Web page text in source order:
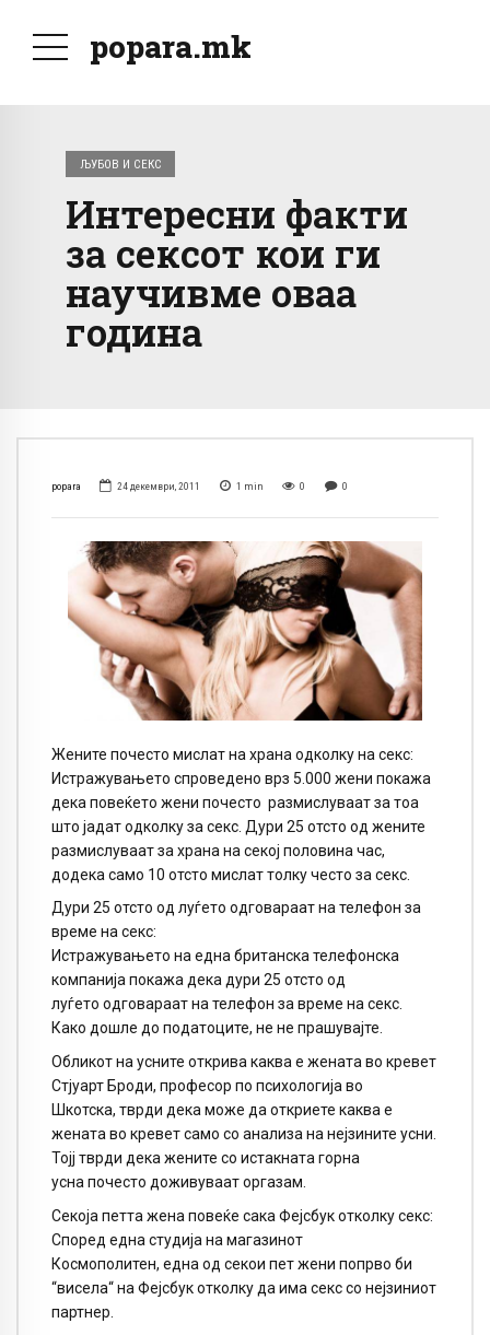
popara.mk
ЉУБОВ И СЕКС
Интересни факти
за сексот кои ги
научивме оваа
година
popara 24 декември, 2011 1 min 0 0
Жените почесто мислат на храна одколку на секс:
Истражувањето спроведено врз 5.000 жени покажа
дека повеќето жени почесто размислуваат за тоа
што јадат одколку за секс. Дури 25 отсто од жените
размислуваат за храна на секој половина час,
додека само 10 отсто мислат толку често за секс.
Дури 25 отсто од луѓето одговараат на телефон за
време на секс:
Истражувањето на една британска телефонска
компанија покажа дека дури 25 отсто од
луѓето одговараат на телефон за време на секс.
Како дошле до податоците, не не прашувајте.
Обликот на усните открива каква е жената во кревет
Стјуарт Броди, професор по психологија во
Шкотска, тврди дека може да откриете каква е
жената во кревет само со анализа на нејзините усни.
Тојј тврди дека жените со истакната горна
усна почесто доживуваат оргазам.
Секоја петта жена повеќе сака Фејсбук отколку секс:
Според една студија на магазинот
Космополитен, една од секои пет жени попрво би
“висела“ на Фејсбук отколку да има секс со нејзиниот
партнер.